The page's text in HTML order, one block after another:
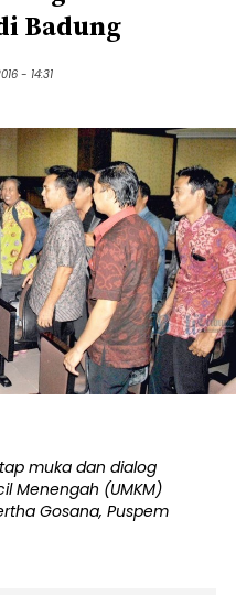
Badung
- 14:31
muka dan dialog
Menengah (UMKM)
Gosana, Puspem